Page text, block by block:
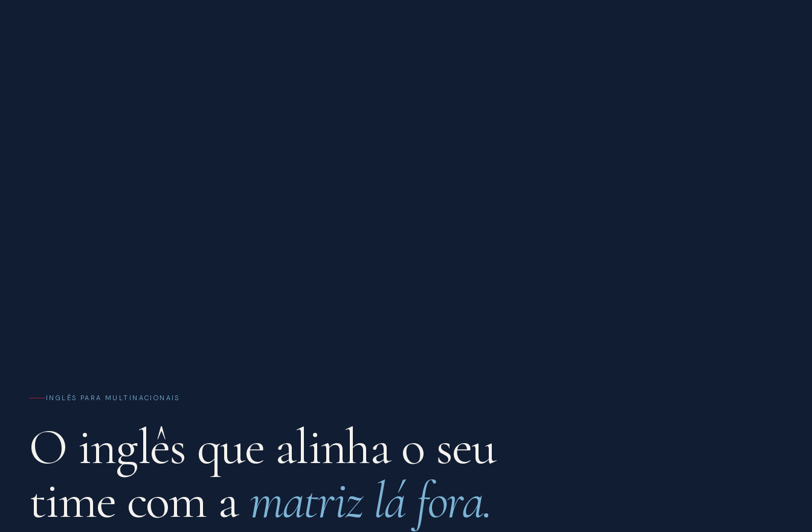
INGLÊS PARA MULTINACIONAIS
O inglês que alinha o seu
time com amatriz lá fora.